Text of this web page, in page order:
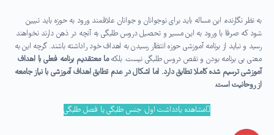
به نظر نگارنده، این مساله باید برای نوجوانان و جوانان علاقمند ورود به حوزه باید تبیین
شود که صرفا با ورود به این مسیر و تحصیل دروس طلبگی به آنچه در ذهن دارند نخواهند
رسید و نباید از برنامه آموزشی حوزه انتظار رسیدن به اهداف خود راداشته باشند. گرچه این به
معنی بی برنامه بودن و نقص دروس طلبگی نیست. بلکهما معتقدیم برنامه فعلی با اهداف
آموزشی ترسیم شده کاملا تطابق دارد. اما اشکال در عدم تطابق اهداف آموزشی با نیاز جامعه
از روحانیت است.
مشاهده یادداشت اول: جنس طلبگی یا فصل طلبگی